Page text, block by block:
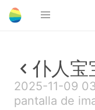
仆人宝
2025-11-09
pantalla de